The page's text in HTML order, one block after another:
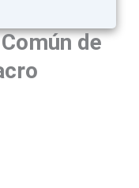
de